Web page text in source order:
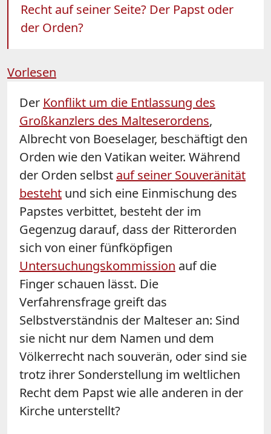
Recht auf seiner Seite? Der Papst oder
der Orden?
Vorlesen
Der Konflikt um die Entlassung des
Großkanzlers des Malteserordens,
Albrecht von Boeselager, beschäftigt den
Orden wie den Vatikan weiter. Während
der Orden selbst auf seiner Souveränität
besteht und sich eine Einmischung des
Papstes verbittet, besteht der im
Gegenzug darauf, dass der Ritterorden
sich von einer fünfköpfigen
Untersuchungskommission auf die
Finger schauen lässt. Die
Verfahrensfrage greift das
Selbstverständnis der Malteser an: Sind
sie nicht nur dem Namen und dem
Völkerrecht nach souverän, oder sind sie
trotz ihrer Sonderstellung im weltlichen
Recht dem Papst wie alle anderen in der
Kirche unterstellt?